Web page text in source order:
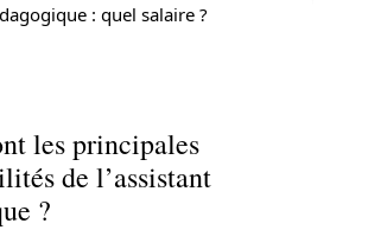
: quel salaire ?
les principales
de l’assistant
?